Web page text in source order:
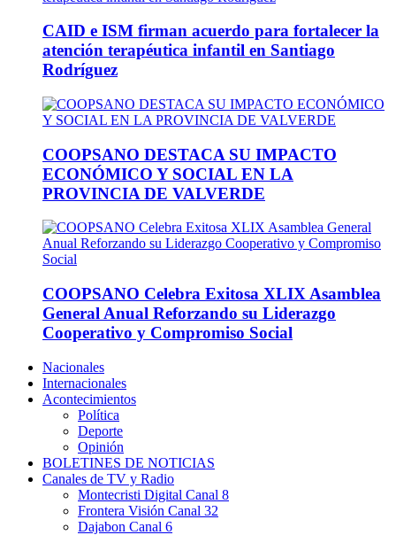
CAID e ISM firman acuerdo para fortalecer la
atención terapéutica infantil en Santiago
Rodríguez
COOPSANO DESTACA SU IMPACTO
ECONÓMICO Y SOCIAL EN LA
PROVINCIA DE VALVERDE
COOPSANO Celebra Exitosa XLIX Asamblea
General Anual Reforzando su Liderazgo
Cooperativo y Compromiso Social
Nacionales
Internacionales
Acontecimientos
Política
Deporte
Opinión
BOLETINES DE NOTICIAS
Canales de TV y Radio
Montecristi Digital Canal 8
Frontera Visión Canal 32
Dajabon Canal 6